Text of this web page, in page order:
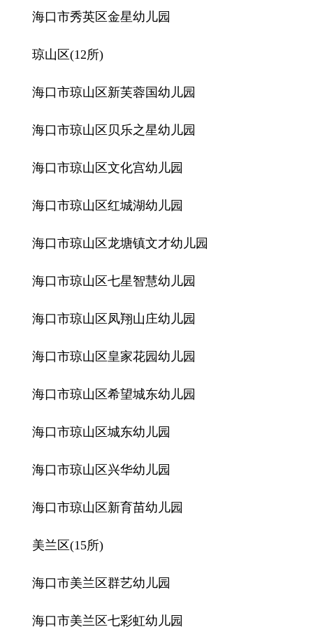
海口市秀英区金星幼儿园
琼山区(12所)
海口市琼山区新芙蓉国幼儿园
海口市琼山区贝乐之星幼儿园
海口市琼山区文化宫幼儿园
海口市琼山区红城湖幼儿园
海口市琼山区龙塘镇文才幼儿园
海口市琼山区七星智慧幼儿园
海口市琼山区凤翔山庄幼儿园
海口市琼山区皇家花园幼儿园
海口市琼山区希望城东幼儿园
海口市琼山区城东幼儿园
海口市琼山区兴华幼儿园
海口市琼山区新育苗幼儿园
美兰区(15所)
海口市美兰区群艺幼儿园
海口市美兰区七彩虹幼儿园